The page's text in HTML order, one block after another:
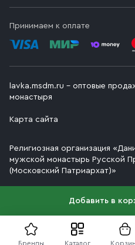
Бренды Каталог
Добавить в
Принимаем к оплате
lavka.msdm.ru – оптовые
монастыря
Карта сайта
Религиозная организация
мужской монастырь Русской
(Московский Патриархат)»